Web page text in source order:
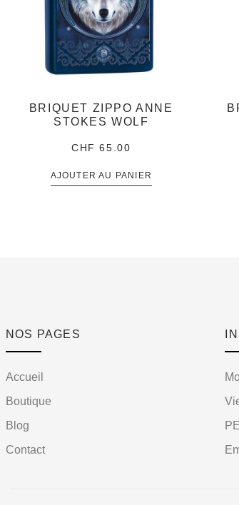
BRIQUET ZIPPO ANNE
STOKES WOLF
CHF 65.00
AJOUTER AU PANIER
NOS PAGES
Accueil
Boutique
Blog
Contact